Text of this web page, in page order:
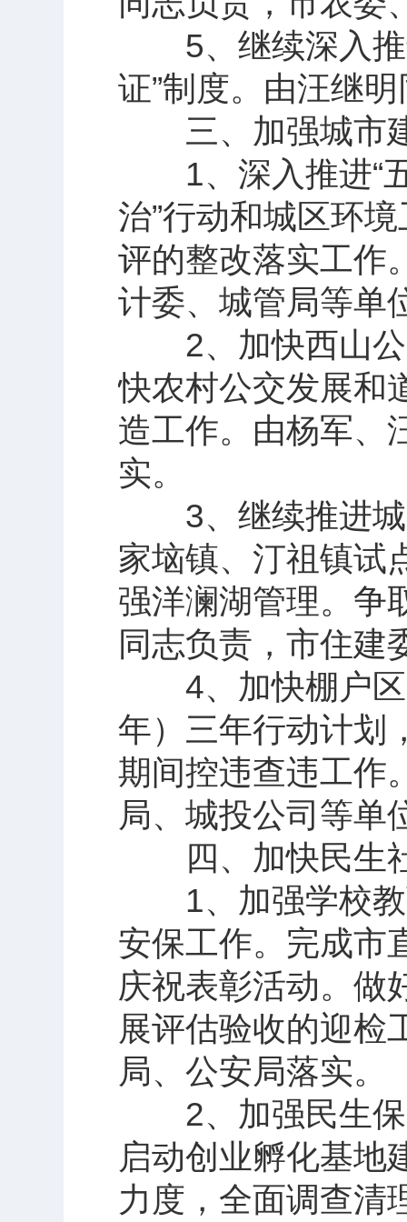
5、继续深入推
证”制度。由汪继
三、加强城市
1、深入推进“五
治”行动和城区环
评的整改落实工作
计委、城管局等单
2、加快西山公
快农村公交发展和
造工作。由杨军、
实。
3、继续推进城
家垴镇、汀祖镇试
强洋澜湖管理。争
同志负责，市住建
4、加快棚户区
年）三年行动计划
期间控违查违工作
局、城投公司等单
四、加快民生
1、加强学校教
安保工作。完成市
庆祝表彰活动。做
展评估验收的迎检
局、公安局落实。
2、加强民生保
启动创业孵化基地
力度，全面调查清